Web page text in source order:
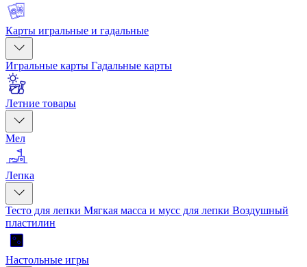
Карты игральные и гадальные
Игральные карты Гадальные карты
Летние товары
Мел
Лепка
Тесто для лепки Мягкая масса и мусс для лепки Воздушный
пластилин
Настольные игры